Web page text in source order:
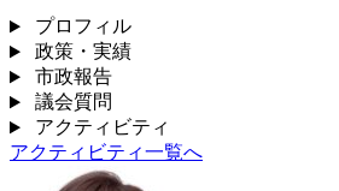
プロフィル
政策・実績
市政報告
議会質問
アクティビティ
アクティビティ一覧へ